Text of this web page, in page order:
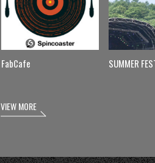
FabCafe SUMMER
VIEW MORE